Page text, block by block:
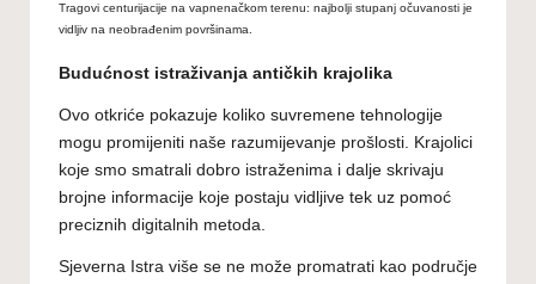
Tragovi centurijacije na vapnenačkom terenu: najbolji stupanj očuvanosti je
vidljiv na neobrađenim površinama.
Budućnost istraživanja antičkih krajolika
Ovo otkriće pokazuje koliko suvremene tehnologije
mogu promijeniti naše razumijevanje prošlosti. Krajolici
koje smo smatrali dobro istraženima i dalje skrivaju
brojne informacije koje postaju vidljive tek uz pomoć
preciznih digitalnih metoda.
Sjeverna Istra više se ne može promatrati kao područje